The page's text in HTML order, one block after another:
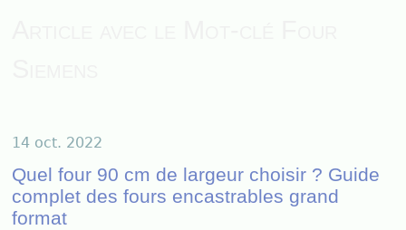
14 oct. 2022
Quel four 90 cm de largeur choisir ? Guide
complet des fours encastrables grand
format